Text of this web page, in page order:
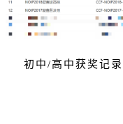
初中/高中获奖记